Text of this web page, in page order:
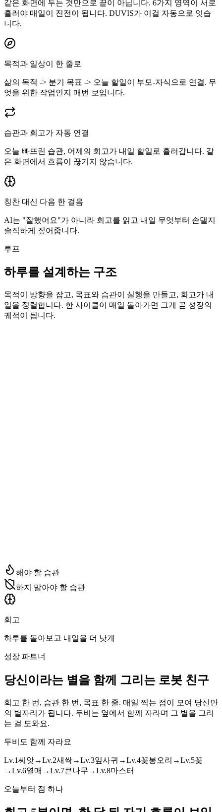
같은 화면에 두는 것만으로 끝이 아닙니다. 6가지 영역이 서로
흘러야 매일이 진전이 됩니다. DUVIS가 이걸 자동으로 잇습
니다.
목적과 일상이 한 줄로
삶의 목적 -> 분기 목표 -> 오늘 할일이 부모-자식으로 연결. 무
엇을 위한 작업인지 매번 보입니다.
습관과 회고가 자동 연결
오늘 빠뜨린 습관, 어제의 회고가 내일 할일로 흘러갑니다. 같
은 화면에서 흐름이 끊기지 않습니다.
칭찬 대신 다음 한 걸음
AI는 "잘했어요"가 아니라 회고를 읽고 내일 무엇부터 손댈지
솔직하게 짚어줍니다.
루프
하루를 설계하는 구조
목적이 방향을 잡고, 목표와 습관이 실행을 만들고, 회고가 내
일을 정렬합니다. 한 사이클이 매일 돌아가면 그게 곧 성장의
궤적이 됩니다.
해야 할 습관
하지 말아야 할 습관
회고
하루를 돌아보고 내일을 더 낫게
성장 파트너
당신이라는 별을 함께 그리는 로봇 친구
회고 한 번, 습관 한 번, 목표 한 줄. 매일 찍는 점이 모여 당신만
의 별자리가 됩니다. 두비는 옆에서 함께 자라며 그 별을 그리
는 걸 도와요.
두비도 함께 자라요
Lv.1씨앗→Lv.2새싹→Lv.3잎사귀 →Lv.4꽃봉오리 →Lv.5꽃
→Lv.6열매 →Lv.7큰나무 →Lv.8마스터
오늘부터 점 하나